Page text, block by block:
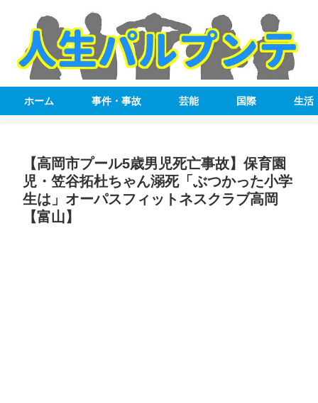
ホーム 事件・事故 芸能 国際 生活
【高岡市プール5歳男児死亡事故】保育園
児・笠谷拓杜ちゃん溺死「ぶつかった小学
生は」オーパスフィットネスクラブ高岡
【富山】